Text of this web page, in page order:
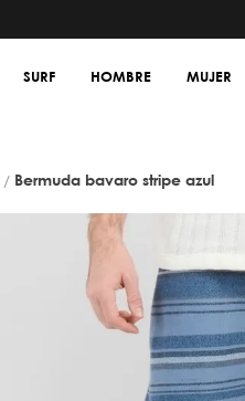
SURF HOMBRE MUJER
bermuda bavaro stripe azul